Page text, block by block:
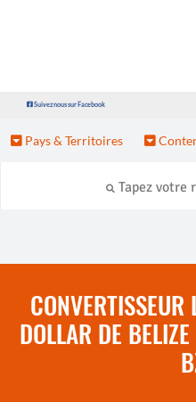
Suivez nous sur Facebook
Pays & Territoires
DOLLAR DE